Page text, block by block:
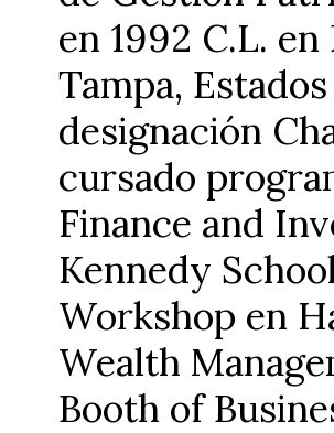
en 1992 C.L.
Tampa,
designación
cursado
Finance and
Kennedy
Workshop en
Wealth
Booth of